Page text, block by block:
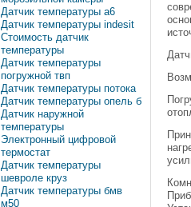
Датчик температуры а6
Датчик температуры indesit
Стоимость датчик
температуры
Датчик температуры
погружной твп
Датчик температуры потока
Датчик температуры опель б
Датчик наружной
температуры
Электронный цифровой
термостат
Датчик температуры
шевроле круз
Датчик температуры бмв
м50